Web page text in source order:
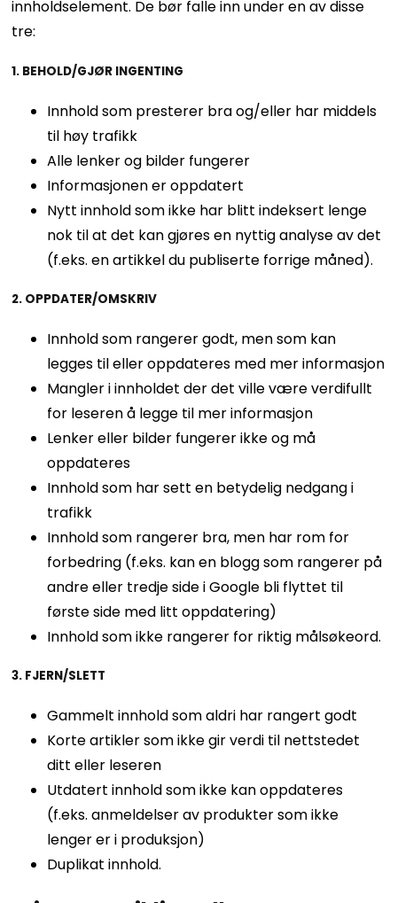
innholdselement. De bør falle inn under en av disse
tre:
1. BEHOLD/GJØR INGENTING
Innhold som presterer bra og/eller har middels
til høy trafikk
Alle lenker og bilder fungerer
Informasjonen er oppdatert
Nytt innhold som ikke har blitt indeksert lenge
nok til at det kan gjøres en nyttig analyse av det
(f.eks. en artikkel du publiserte forrige måned).
2. OPPDATER/OMSKRIV
Innhold som rangerer godt, men som kan
legges til eller oppdateres med mer informasjon
Mangler i innholdet der det ville være verdifullt
for leseren å legge til mer informasjon
Lenker eller bilder fungerer ikke og må
oppdateres
Innhold som har sett en betydelig nedgang i
trafikk
Innhold som rangerer bra, men har rom for
forbedring (f.eks. kan en blogg som rangerer på
andre eller tredje side i Google bli flyttet til
første side med litt oppdatering)
Innhold som ikke rangerer for riktig målsøkeord.
3. FJERN/SLETT
Gammelt innhold som aldri har rangert godt
Korte artikler som ikke gir verdi til nettstedet
ditt eller leseren
Utdatert innhold som ikke kan oppdateres
(f.eks. anmeldelser av produkter som ikke
lenger er i produksjon)
Duplikat innhold.